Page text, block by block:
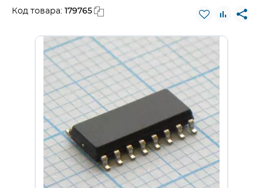
Код товара: 179765